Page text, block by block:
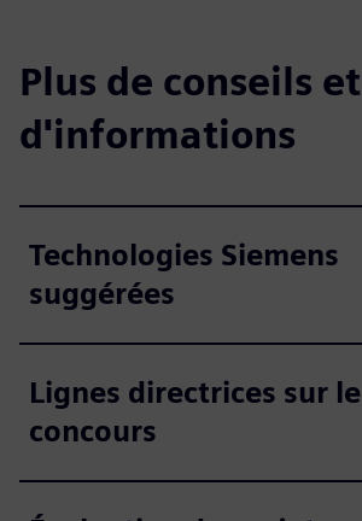
Plus de conseils et
d'informations
Technologies Siemens
suggérées
Lignes directrices sur le
concours